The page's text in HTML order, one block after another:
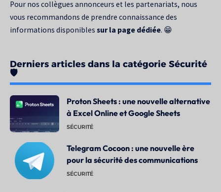
Pour nos collègues annonceurs et les partenariats, nous
vous recommandons de prendre connaissance des
informations disponibles sur la page dédiée. 😁
Derniers articles dans la catégorie Sécurité
🛡️
Proton Sheets : une nouvelle alternative
à Excel Online et Google Sheets
SÉCURITÉ
Telegram Cocoon : une nouvelle ère
pour la sécurité des communications
SÉCURITÉ